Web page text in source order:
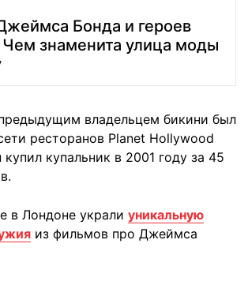
Бонда и героев
знаменита улица моды
владельцем бикини был
ресторанов Planet Hollywood
купальник в 2001 году за 45
в Лондоне украли уникальную
из фильмов про Джеймса